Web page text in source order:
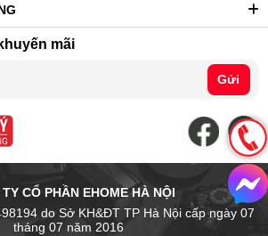
mãi
Gửi
CỔ PHẦN EHOME HÀ NỘI
do Sở KH&ĐT TP Hà Nội cấp ngày 07
tháng 07 năm 2016